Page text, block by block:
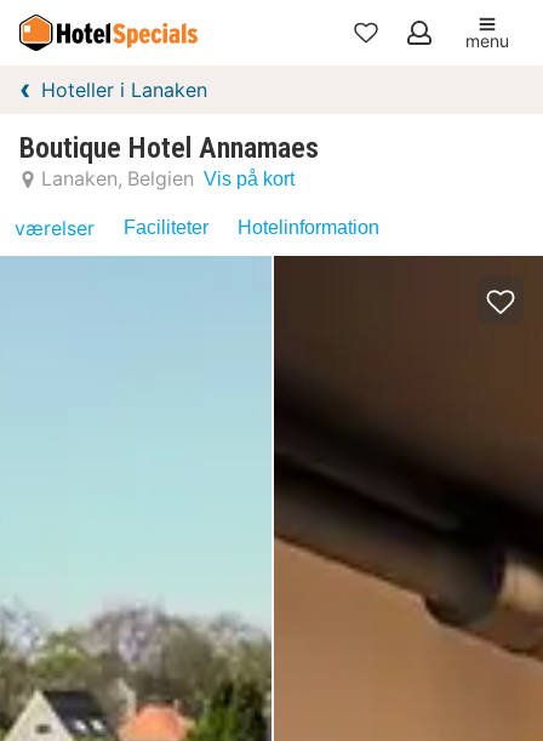
Mine
menu
Hoteller i Lanaken
Boutique Hotel Annamaes
Lanaken Belgien Vis på kort
værelser Faciliteter Hotelinformation